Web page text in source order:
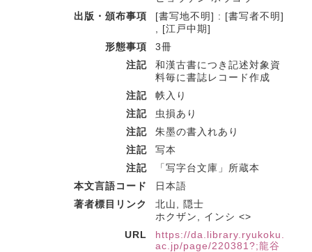
出版・頒布事項
[書写地不明] : [書写者不明]
, [江戸中期]
形態事項
3冊
注記
和漢古書につき記述対象資
料毎に書誌レコード作成
注記
帙入り
注記
虫損あり
注記
朱墨の書入れあり
注記
写本
注記
「写字台文庫」所蔵本
本文言語コード
日本語
著者標目リンク
北山, 隠士
ホクザン, インシ <>
URL
https://da.library.ryukoku.
ac.jp/page/220381?;龍谷